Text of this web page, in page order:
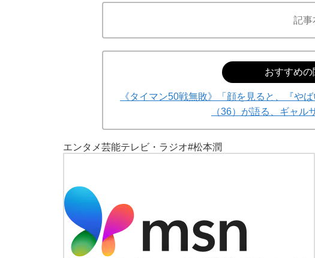
記事
おすすめ
《タイマン50戦無敗》「顔を見ると、『や
（36）が語る、ギャル
エンタメ芸能テレビ・ラジオ#松本潤